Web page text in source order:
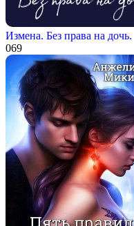
Измена. Без права на дочь.
069